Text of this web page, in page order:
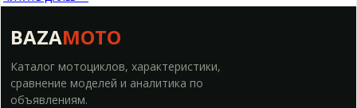
BAZAMOTO
Каталог мотоциклов, характеристики,
сравнение моделей и аналитика по
объявлениям.